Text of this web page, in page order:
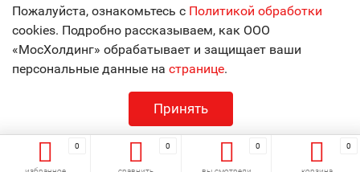
© 2017 МОСХОЛДИНГ
технологии комфорта
Пожалуйста, ознакомьтесь с Политикой обработки
cookies. Подробно рассказываем, как ООО
«МосХолдинг» обрабатывает и защищает ваши
персональные данные на странице.
Принять
0 0 0 0